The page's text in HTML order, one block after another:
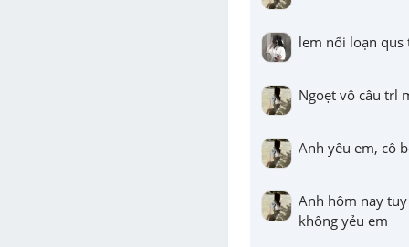
lem nổi loạn qus
Ngoẹt vô câu trl
Anh yêu em, cô
Anh hôm nay
không yẻu em